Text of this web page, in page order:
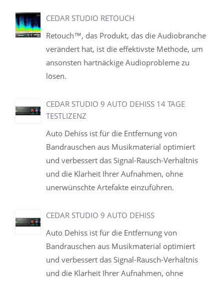
CEDAR STUDIO RETOUCH
Retouch™, das Produkt, das die Audiobranche
verändert hat, ist die effektivste Methode, um
ansonsten hartnäckige Audioprobleme zu
lösen.
CEDAR STUDIO 9 AUTO DEHISS 14 TAGE
TESTLIZENZ
Auto Dehiss ist für die Entfernung von
Bandrauschen aus Musikmaterial optimiert
und verbessert das Signal-Rausch-Verhältnis
und die Klarheit Ihrer Aufnahmen, ohne
unerwünschte Artefakte einzuführen.
CEDAR STUDIO 9 AUTO DEHISS
Auto Dehiss ist für die Entfernung von
Bandrauschen aus Musikmaterial optimiert
und verbessert das Signal-Rausch-Verhältnis
und die Klarheit Ihrer Aufnahmen, ohne